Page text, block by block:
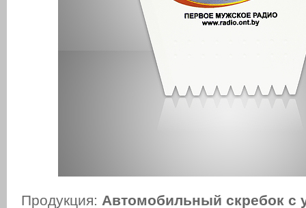
Продукция: Автомобильный скребок с